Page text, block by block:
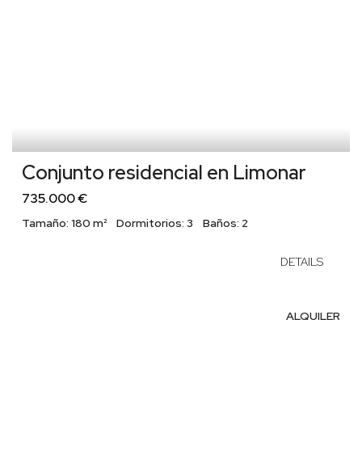
Conjunto residencial en Limonar
735.000 €
Tamaño: 180 m² Dormitorios: 3 Baños: 2
DETAILS
ALQUILER